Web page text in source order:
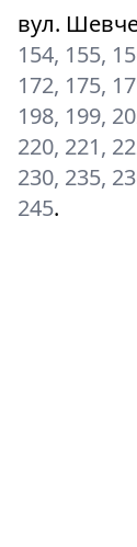
вул.
154, 155,
172, 175,
198, 199,
220, 221,
230, 235,
245.